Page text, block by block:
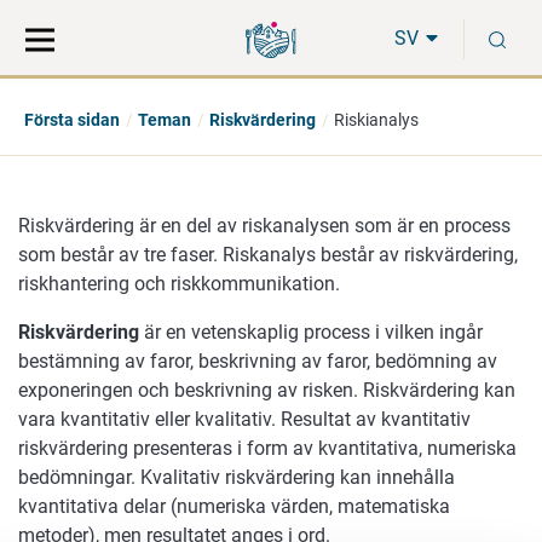
direkt
till
på
hela
SV
Första sidan Teman Riskvärdering Riskianalys
Riskvärdering är en del av riskanalysen som är en process
som består av tre faser. Riskanalys består av riskvärdering,
riskhantering och riskkommunikation.
Riskvärdering är en vetenskaplig process i vilken ingår
bestämning av faror, beskrivning av faror, bedömning av
exponeringen och beskrivning av risken. Riskvärdering kan
vara kvantitativ eller kvalitativ. Resultat av kvantitativ
riskvärdering presenteras i form av kvantitativa, numeriska
bedömningar. Kvalitativ riskvärdering kan innehålla
kvantitativa delar (numeriska värden, matematiska
metoder), men resultatet anges i ord.